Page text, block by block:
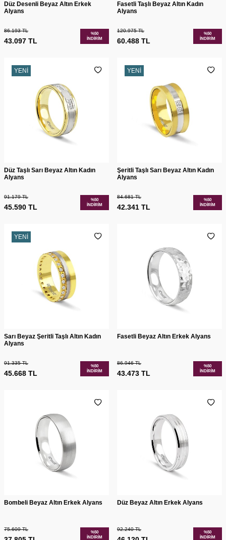
Düz Desenli Beyaz Altın Erkek
Alyans
86.193TL
43.097 TL
%50
İNDIRIM
Fasetli Taşlı Beyaz Altın Kadın
Alyans
120.975TL
60.488 TL
%50
İNDIRIM
YENI
Düz Taşlı Sarı Beyaz Altın Kadın
Alyans
91.179TL
45.590 TL
%50
İNDIRIM
YENI
Şeritli Taşlı Sarı Beyaz Altın Kadın
Alyans
84.681TL
42.341 TL
%50
İNDIRIM
YENI
Sarı Beyaz Şeritli Taşlı Altın Kadın
Alyans
91.335TL
45.668 TL
%50
İNDIRIM
Fasetli Beyaz Altın Erkek Alyans
86.946TL
43.473 TL
%50
İNDIRIM
Bombeli Beyaz Altın Erkek Alyans
75.609TL
%50
İNDIRIM
Düz Beyaz Altın Erkek Alyans
92.240TL
%50
İNDIRIM